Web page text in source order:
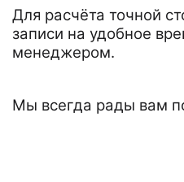
Для расчёта точной
записи на удобное
менеджером.
Мы всегда рады вам